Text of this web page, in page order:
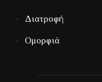
Διατροφή
Ομορφιά